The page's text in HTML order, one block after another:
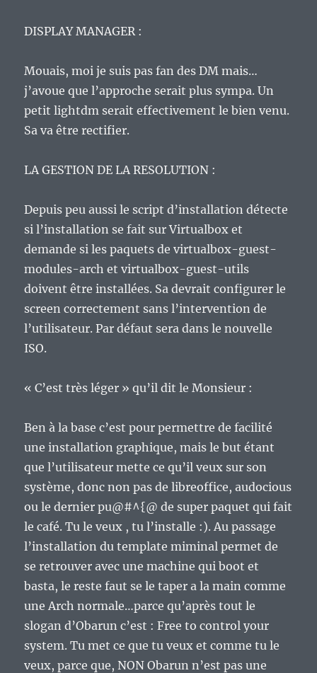
DISPLAY MANAGER :
Mouais, moi je suis pas fan des DM mais…
j’avoue que l’approche serait plus sympa. Un
petit lightdm serait effectivement le bien venu.
Sa va être rectifier.
LA GESTION DE LA RESOLUTION :
Depuis peu aussi le script d’installation détecte
si l’installation se fait sur Virtualbox et
demande si les paquets de virtualbox-guest-
modules-arch et virtualbox-guest-utils
doivent être installées. Sa devrait configurer le
screen correctement sans l’intervention de
l’utilisateur. Par défaut sera dans le nouvelle
ISO.
« C’est très léger » qu’il dit le Monsieur :
Ben à la base c’est pour permettre de facilité
une installation graphique, mais le but étant
que l’utilisateur mette ce qu’il veux sur son
système, donc non pas de libreoffice, audocious
ou le dernier pu@#^{@ de super paquet qui fait
le café. Tu le veux , tu l’installe :). Au passage
l’installation du template miminal permet de
se retrouver avec une machine qui boot et
basta, le reste faut se le taper a la main comme
une Arch normale…parce qu’après tout le
slogan d’Obarun c’est : Free to control your
system. Tu met ce que tu veux et comme tu le
veux, parce que, NON Obarun n’est pas une